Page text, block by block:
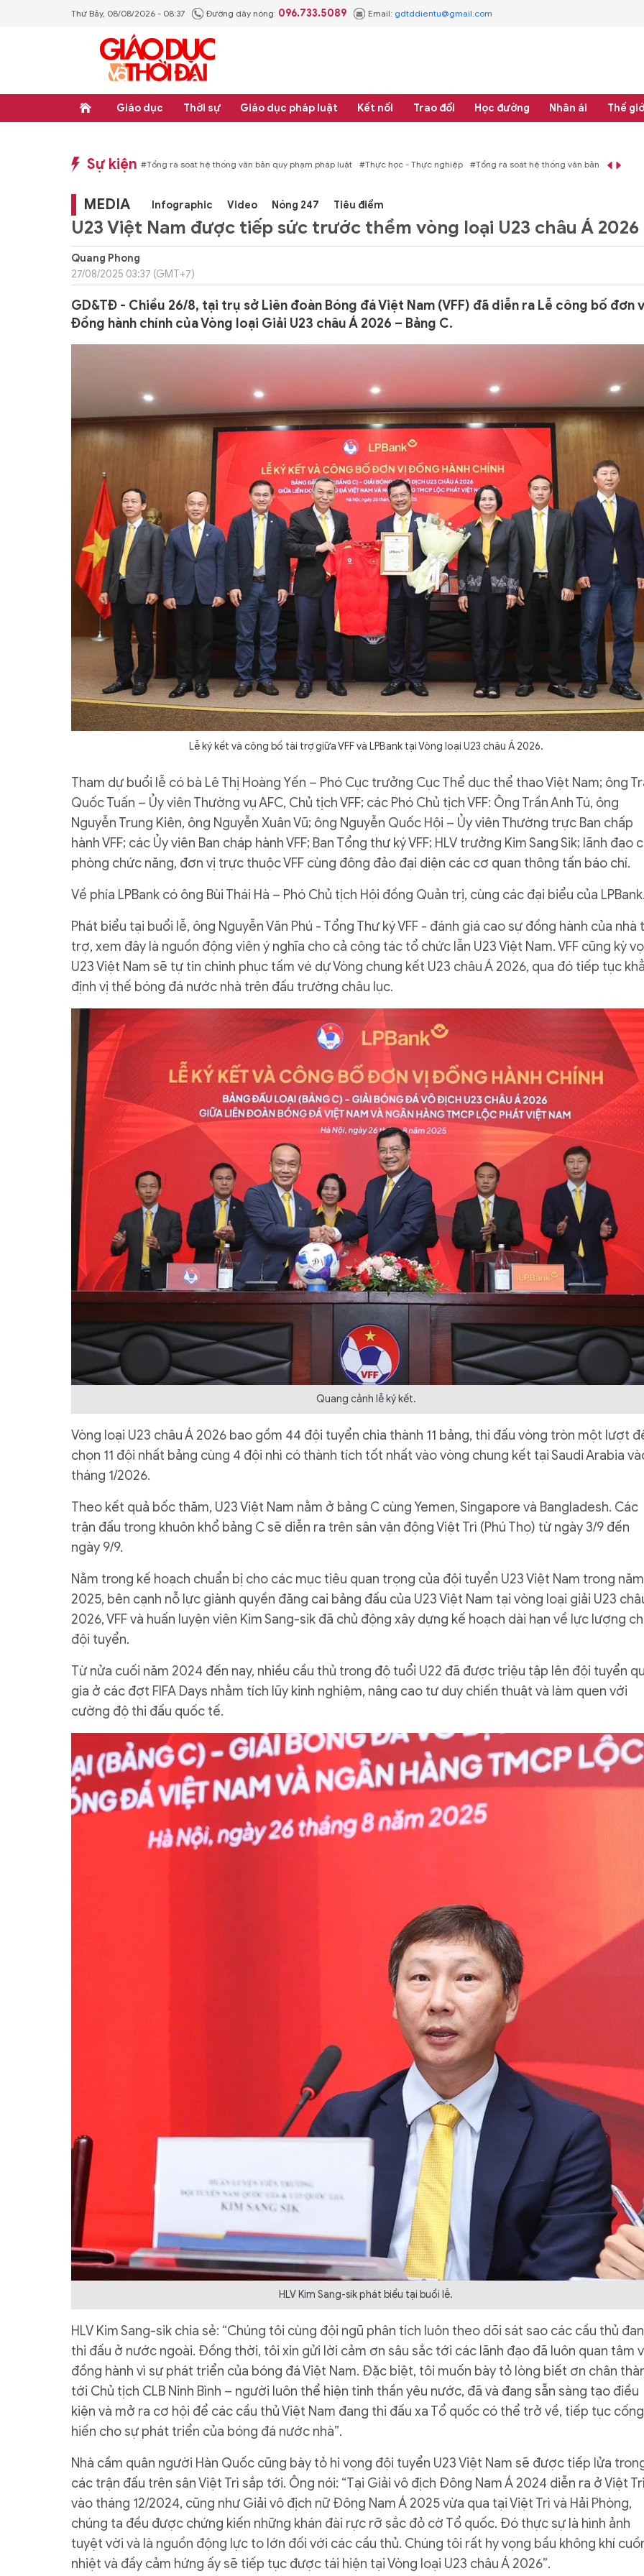
Thứ Bảy, 08/08/2026 - 08:37 Đường dây nóng: 096.733.5089 Email: gdtddientu@gmail.com
Giáo dục Thời sự Giáo dục pháp luật Kết nối Trao đổi Học đường Nhân ái Thế
Sự kiện
#Thực học - Thực nghiệp #Tổng rà soát hệ thống văn bản quy phạm pháp luật #Thực học - Thực nghiệp #Tổng rà soát hệ thống văn bản quy phạm
MEDIA Infographic Video Nóng 247 Tiêu điểm
U23 Việt Nam được tiếp sức trước thềm vòng loại U23 châu Á 2026
Quang Phong
27/08/2025 03:37 (GMT+7)
GD&TĐ - Chiều 26/8, tại trụ sở Liên đoàn Bóng đá Việt Nam (VFF) đã diễn ra Lễ công bố đơn
Đồng hành chính của Vòng loại Giải U23 châu Á 2026 – Bảng C.
Lễ ký kết và công bố tài trợ giữa VFF và LPBank tại Vòng loại U23 châu Á 2026.
Tham dự buổi lễ có bà Lê Thị Hoàng Yến – Phó Cục trưởng Cục Thể dục thể thao Việt Nam; ông
Quốc Tuấn – Ủy viên Thường vụ AFC, Chủ tịch VFF; các Phó Chủ tịch VFF: Ông Trần Anh Tú, ông
Nguyễn Trung Kiên, ông Nguyễn Xuân Vũ; ông Nguyễn Quốc Hội – Ủy viên Thường trực Ban chấp
hành VFF; các Ủy viên Ban cháp hành VFF; Ban Tổng thư ký VFF; HLV trưởng Kim Sang Sik; lãnh đạo
phòng chức năng, đơn vị trực thuộc VFF cùng đông đảo đại diện các cơ quan thông tấn báo chí.
Về phía LPBank có ông Bùi Thái Hà – Phó Chủ tịch Hội đồng Quản trị, cùng các đại biểu của
Phát biểu tại buổi lễ, ông Nguyễn Văn Phú - Tổng Thư ký VFF - đánh giá cao sự đồng hành của nhà
trợ, xem đây là nguồn động viên ý nghĩa cho cả công tác tổ chức lẫn U23 Việt Nam. VFF cũng kỳ
U23 Việt Nam sẽ tự tin chinh phục tấm vé dự Vòng chung kết U23 châu Á 2026, qua đó tiếp tục
định vị thế bóng đá nước nhà trên đấu trường châu lục.
Quang cảnh lễ ký kết.
Vòng loại U23 châu Á 2026 bao gồm 44 đội tuyển chia thành 11 bảng, thi đấu vòng tròn một lượt
chọn 11 đội nhất bảng cùng 4 đội nhì có thành tích tốt nhất vào vòng chung kết tại Saudi Arabia
tháng 1/2026.
Theo kết quả bốc thăm, U23 Việt Nam nằm ở bảng C cùng Yemen, Singapore và Bangladesh. Các
trận đấu trong khuôn khổ bảng C sẽ diễn ra trên sân vận động Việt Trì (Phú Thọ) từ ngày 3/9 đến
ngày 9/9.
Nằm trong kế hoạch chuẩn bị cho các mục tiêu quan trọng của đội tuyển U23 Việt Nam trong năm
2025, bên cạnh nỗ lực giành quyền đăng cai bảng đấu của U23 Việt Nam tại vòng loại giải U23
2026, VFF và huấn luyện viên Kim Sang-sik đã chủ động xây dựng kế hoạch dài hạn về lực lượng
đội tuyển.
Từ nửa cuối năm 2024 đến nay, nhiều cầu thủ trong độ tuổi U22 đã được triệu tập lên đội tuyển
gia ở các đợt FIFA Days nhằm tích lũy kinh nghiệm, nâng cao tư duy chiến thuật và làm quen với
cường độ thi đấu quốc tế.
HLV Kim Sang-sik phát biểu tại buổi lễ.
HLV Kim Sang-sik chia sẻ: “Chúng tôi cùng đội ngũ phân tích luôn theo dõi sát sao các cầu thủ
thi đấu ở nước ngoài. Đồng thời, tôi xin gửi lời cảm ơn sâu sắc tới các lãnh đạo đã luôn quan tâm
đồng hành vì sự phát triển của bóng đá Việt Nam. Đặc biệt, tôi muốn bày tỏ lòng biết ơn chân
tới Chủ tịch CLB Ninh Bình – người luôn thể hiện tinh thần yêu nước, đã và đang sẵn sàng tạo điều
kiện và mở ra cơ hội để các cầu thủ Việt Nam đang thi đấu xa Tổ quốc có thể trở về, tiếp tục cống
hiến cho sự phát triển của bóng đá nước nhà”.
Nhà cầm quân người Hàn Quốc cũng bày tỏ hi vọng đội tuyển U23 Việt Nam sẽ được tiếp lửa
các trận đấu trên sân Việt Trì sắp tới. Ông nói: “Tại Giải vô địch Đông Nam Á 2024 diễn ra ở Việt
vào tháng 12/2024, cũng như Giải vô địch nữ Đông Nam Á 2025 vừa qua tại Việt Trì và Hải Phòng,
chúng ta đều được chứng kiến những khán đài rực rỡ sắc đỏ cờ Tổ quốc. Đó thực sự là hình ảnh
tuyệt vời và là nguồn động lực to lớn đối với các cầu thủ. Chúng tôi rất hy vọng bầu không khí
nhiệt và đầy cảm hứng ấy sẽ tiếp tục được tái hiện tại Vòng loại U23 châu Á 2026”.